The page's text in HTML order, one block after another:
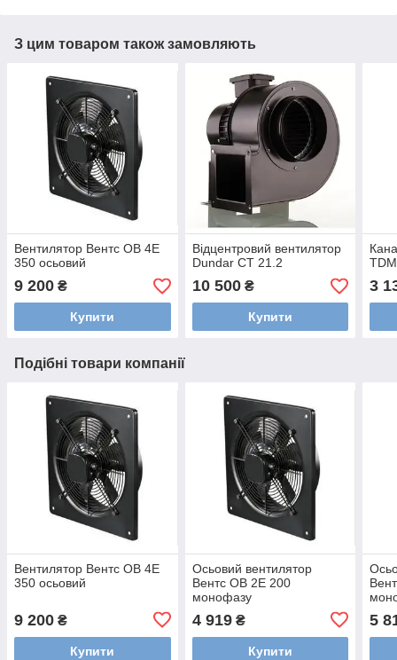
З цим товаром також замовляють
Вентилятор Вентс ОВ 4Е
350 осьовий
9 200 ₴
Купити
Відцентровий вентилятор
Dundar CT 21.2
10 500₴
Купити
3
Подібні товари компанії
Вентилятор Вентс ОВ 4Е
350 осьовий
9 200 ₴
Купити
Осьовий вентилятор
Вентс ОВ 2Е 200
монофазу
4 919₴
Купити
5